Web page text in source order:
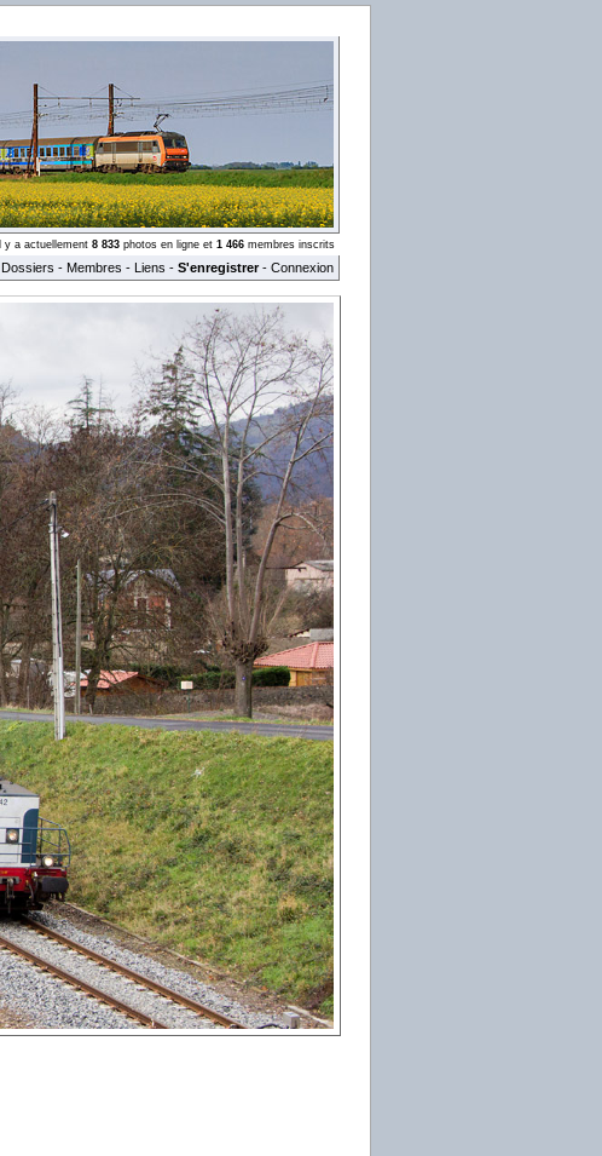
Il y a actuellement 8 833 photos en ligne et 1 466 membres inscrits
Dossiers - Membres - Liens - S'enregistrer- Connexion